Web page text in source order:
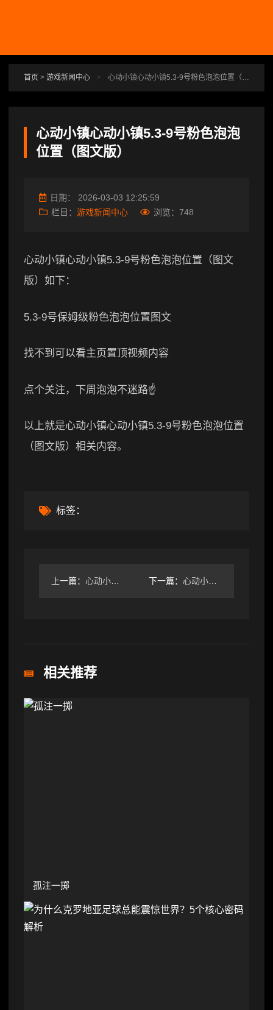
首页 > 游戏新闻中心 > 心动小镇心动小镇5.3-9号粉色泡泡位置（图文版）
心动小镇心动小镇5.3-9号粉色泡泡
位置（图文版）
日期： 2026-03-03 12:25:59
栏目： 游戏新闻中心 浏览： 748
心动小镇心动小镇5.3-9号粉色泡泡位置（图文
版）如下：
5.3-9号保姆级粉色泡泡位置图文
找不到可以看主页置顶视频内容
点个关注，下周泡泡不迷路☝️
以上就是心动小镇心动小镇5.3-9号粉色泡泡位置
（图文版）相关内容。
标签：
上一篇： 心动小镇【心动小镇】 （4.12-4.18）本周15个泡泡 下一篇： 心动小镇心动小镇夏日别墅建造教程
相关推荐
孤注一掷